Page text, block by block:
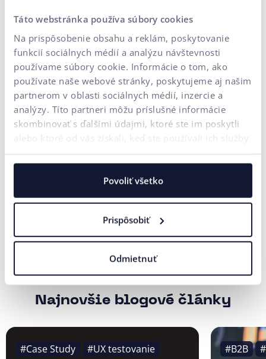
Táto webstránka používa súbory cookies
Na prispôsobenie obsahu a reklám, poskytovanie
funkcií sociálnych médií a analýzu návštevnosti
používame súbory cookie. Informácie o tom, ako
používate naše webové stránky, poskytujeme aj našim
partnerom v oblasti sociálnych médií, inzercie a
analýzy. Títo partneri môžu príslušné informácie
skombinovať s ďalšími údajmi, ktoré ste im poskytli
alebo ktoré od vás získali, keď ste používali ich služby.
Povoliť všetko
Prispôsobiť
Odmietnuť
návštevníkov a zvýšiť konverzie. Úspešná stratégia
kľúčových slov vyžaduje kontinuálny výskum, optimalizáciu
a prispôsobenie obsahu, aby ste udržali krok so zmenami vo
vyhľadávacích algoritmoch a správaní používateľov. Keď
kľúčové slová využijete efektívne, môžu sa stať silným
nástrojom na dosiahnutie vašich obchodných cieľov v online
priestore.
Prístupnosť
RTB Reklama v reálnom čase
SPÄŤ NA ABECEDU
Najnovšie blogové články
#Case Study
#UX testovanie
#B2B